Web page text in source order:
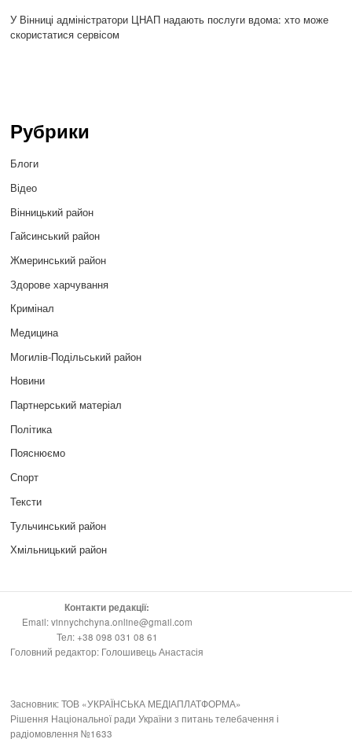
У Вінниці адміністратори ЦНАП надають послуги вдома: хто може
скористатися сервісом
Рубрики
Блоги
Відео
Вінницький район
Гайсинський район
Жмеринський район
Здорове харчування
Кримінал
Медицина
Могилів-Подільський район
Новини
Партнерський матеріал
Політика
Пояснюємо
Спорт
Тексти
Тульчинський район
Хмільницький район
Контакти редакції:
Email: vinnychchyna.online@gmail.com
Тел: +38 098 031 08 61
Головний редактор: Голошивець Анастасія
Засновник: ТОВ «УКРАЇНСЬКА МЕДІАПЛАТФОРМА»
Рішення Національної ради України з питань телебачення і
радіомовлення №1633